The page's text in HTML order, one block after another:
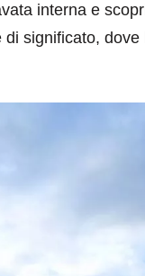
interna e
significato, dove
eventi